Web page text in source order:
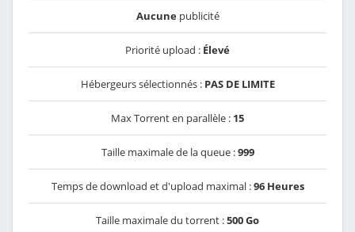
Aucunepublicité
Priorité upload : Élevé
Hébergeurs sélectionnés : PAS DE LIMITE
Max Torrent en parallèle : 15
Taille maximale de la queue :999
Temps de download et d'upload maximal :96 Heures
Taille maximale du torrent :500 Go